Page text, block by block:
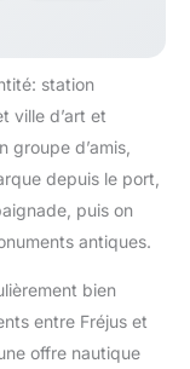
station
ville d’art et
groupe d’amis,
depuis le port,
puis on
antiques.
bien
entre Fréjus et
offre nautique